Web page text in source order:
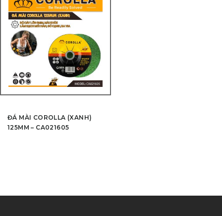
ĐÁ MÀI COROLLA (XANH)
125MM – CA021605